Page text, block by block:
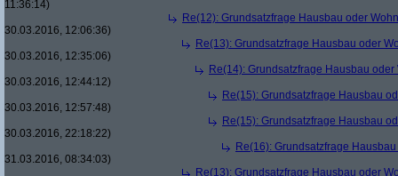
11:36:14)
Re(12): Grundsatzfrage Hausbau oder
30.03.2016, 12:06:36)
Re(13): Grundsatzfrage Hausbau oder
30.03.2016, 12:35:06)
Re(14): Grundsatzfrage Hausbau
30.03.2016, 12:44:12)
Re(15): Grundsatzfrage Hausbau
30.03.2016, 12:57:48)
Re(15): Grundsatzfrage Hausbau
30.03.2016, 22:18:22)
Re(16): Grundsatzfrage
31.03.2016, 08:34:03)
Re(13): Grundsatzfrage Hausbau oder